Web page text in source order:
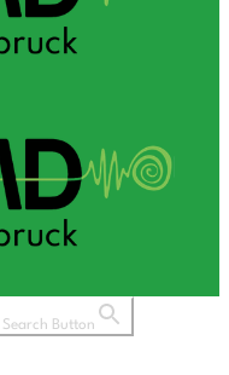
Search Button